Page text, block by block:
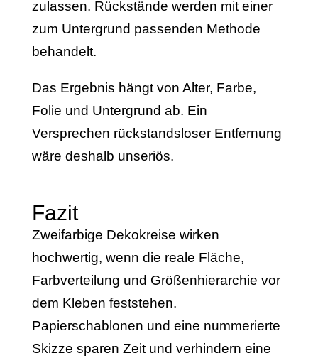
zulassen. Rückstände werden mit einer
zum Untergrund passenden Methode
behandelt.
Das Ergebnis hängt von Alter, Farbe,
Folie und Untergrund ab. Ein
Versprechen rückstandsloser Entfernung
wäre deshalb unseriös.
Fazit
Zweifarbige Dekokreise wirken
hochwertig, wenn die reale Fläche,
Farbverteilung und Größenhierarchie vor
dem Kleben feststehen.
Papierschablonen und eine nummerierte
Skizze sparen Zeit und verhindern eine